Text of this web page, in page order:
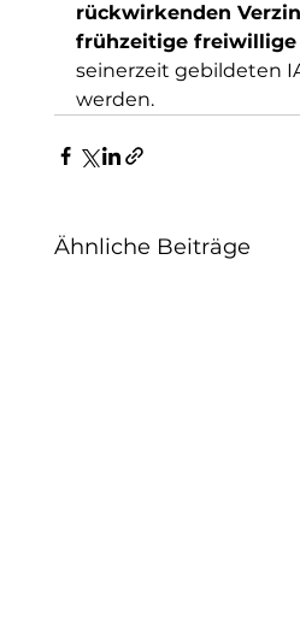
rückwirkenden
frühzeitige freiwillige
seinerzeit gebildeten
werden.
Ähnliche Beiträge